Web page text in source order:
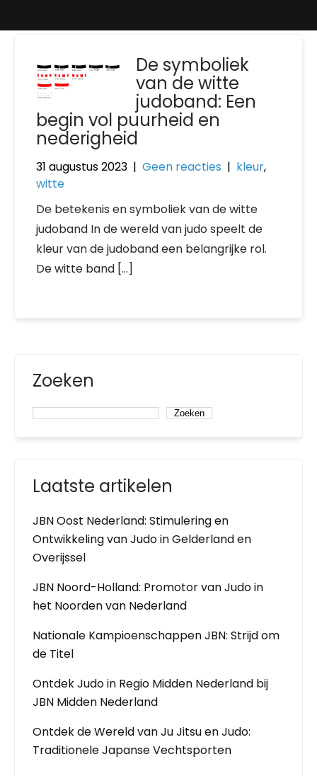
De symboliek
van de witte
judoband: Een
begin vol puurheid en
nederigheid
31 augustus 2023 | Geen reacties | kleur,
witte
De betekenis en symboliek van de witte
judoband In de wereld van judo speelt de
kleur van de judoband een belangrijke rol.
De witte band […]
Zoeken
Zoeken
Laatste artikelen
JBN Oost Nederland: Stimulering en
Ontwikkeling van Judo in Gelderland en
Overijssel
JBN Noord-Holland: Promotor van Judo in
het Noorden van Nederland
Nationale Kampioenschappen JBN: Strijd om
de Titel
Ontdek Judo in Regio Midden Nederland bij
JBN Midden Nederland
Ontdek de Wereld van Ju Jitsu en Judo:
Traditionele Japanse Vechtsporten